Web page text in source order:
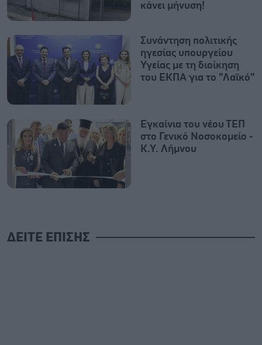
κάνει μήνυση!
Συνάντηση πολιτικής
ηγεσίας υπουργείου
Υγείας με τη διοίκηση
του ΕΚΠΑ για το "Λαϊκό"
Εγκαίνια του νέου ΤΕΠ
στο Γενικό Νοσοκομείο -
Κ.Υ. Λήμνου
ΔΕΙΤΕ ΕΠΙΣΗΣ